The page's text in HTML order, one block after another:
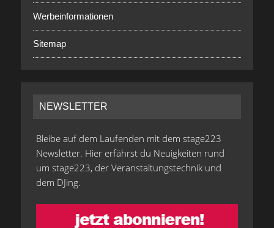
Werbeinformationen
Sitemap
NEWSLETTER
Bleibe auf dem Laufenden mit dem stage223
Newsletter. Hier erfährst du Neuigkeiten rund
um stage223, der Veranstaltungstechnik und
dem DJing.